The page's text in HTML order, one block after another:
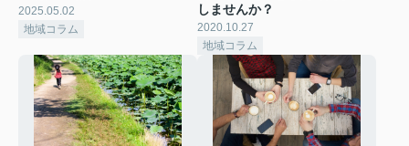
2025.05.02
地域コラム
しませんか？
2020.10.27
地域コラム